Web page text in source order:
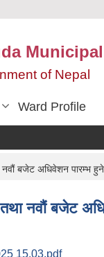
of Nepal
Ward Profile
बजेट अधिवेशन पारम्भ हुने
नवौं बजेट
15.03.pdf